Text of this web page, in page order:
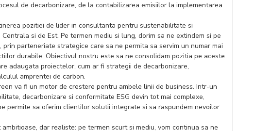
de decarbonizare, de la contabilizarea emisiilor la implementarea
pozitiei de lider in consultanta pentru sustenabilitate si
si de Est. Pe termen mediu si lung, dorim sa ne extindem si pe
parteneriate strategice care sa ne permita sa servim un numar mai
durabile. Obiectivul nostru este sa ne consolidam pozitia pe aceste
adaugata proiectelor, cum ar fi strategii de decarbonizare,
amprentei de carbon.
va fi un motor de crestere pentru ambele linii de business. Intr-un
decarbonizare si conformitate ESG devin tot mai complexe,
permite sa oferim clientilor solutii integrate si sa raspundem nevoilor
dar realiste: pe termen scurt si mediu, vom continua sa ne